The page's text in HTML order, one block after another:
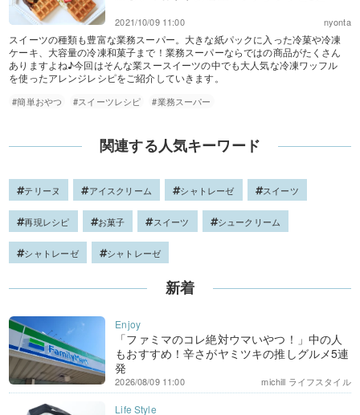
nyonta
2021/10/09 11:00
スイーツの種類も豊富な業務スーパー。大きな紙パックに入った冷菓や冷凍
ケーキ、大容量の冷凍和菓子まで！業務スーパーならではの商品がたくさん
ありますよね♪今回はそんな業スースイーツの中でも大人気な冷凍ワッフル
を使ったアレンジレシピをご紹介していきます。
#簡単おやつ #スイーツレシピ #業務スーパー
関連する人気キーワード
テリーヌ アイスクリーム シャトレーゼ スイーツ
再現レシピ お菓子 スイーツ シュークリーム
シャトレーゼ シャトレーゼ
新着
「ファミマのコレ絶対ウマいやつ！」中の人
もおすすめ！辛さがヤミツキの推しグルメ5連
発
michill ライフスタイル
2026/08/09 11:00